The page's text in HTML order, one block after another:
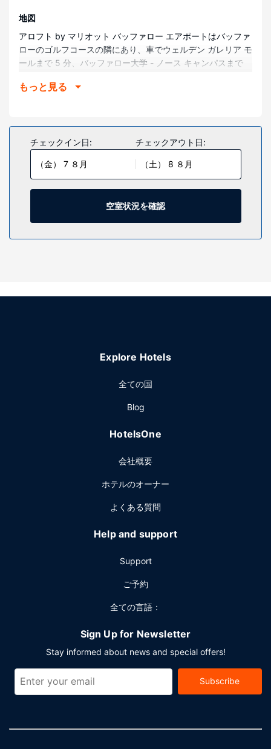
地図
アロフト by マリオット バッファロー エアポートはバッファ
ローのゴルフコースの隣にあり、車でウェルデン ガレリア モ
ールまで 5 分、バッファロー大学 - ノース キャンパスまで
タジアムまで 24.6 km、バッファロー州立大学まで 13.8 km
全部で 153 室ある客室には冷蔵庫、薄型テレビがあります。
WiFi (無料)をお使いいただけるほか、ケーブルの番組をご覧
いただけます。浴槽またはシャワーのある専用バスルームに
は、レインフォールシャワー、デザイナーバスアメニティが
備わっています。セーフティボックス、デスクの他に、市内
通話 (無料)付きの電話をご利用いただけます。
施設
屋内プール、フィットネスセンターといったレクリエーショ
(営業時間限定)も利用可能です。オーダー形式の朝食は、平
でお召し上がりいただけます。
料)、ドライクリーニング / ランドリー サービスをお使いいた
り、各種イベントにご利用いただけます。空港送迎シャトル
もっと見る
チェックイン日:
（金） 7 ８月
チェックアウト日:
（土） 8 ８月
空室状況を確認
Explore Hotels
全ての国
Blog
HotelsOne
会社概要
ホテルのオーナー
よくある質問
Help and support
Support
ご予約
全ての言語：
Sign Up for Newsletter
Stay informed about news and special offers!
Subscribe